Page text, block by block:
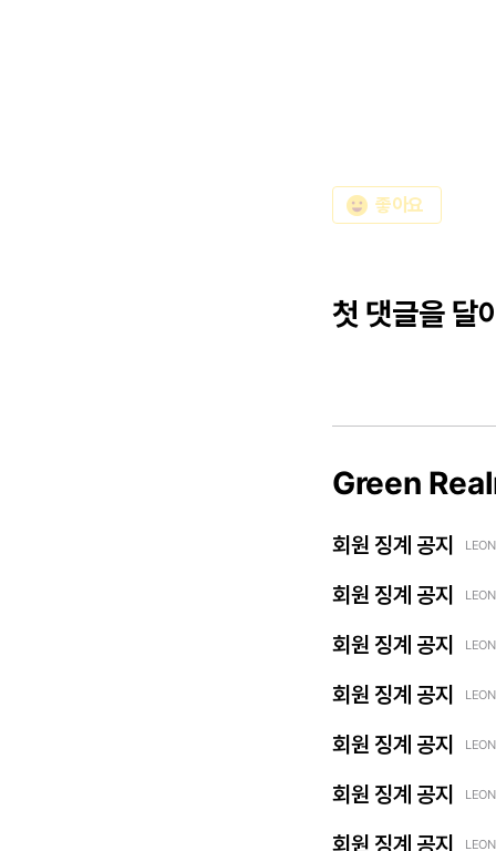
emoji_emotions 좋아요
첫 댓글을 달
Green
회원 징계 공지
회원 징계 공지
회원 징계 공지
회원 징계 공지
회원 징계 공지
회원 징계 공지
회원 징계 공지